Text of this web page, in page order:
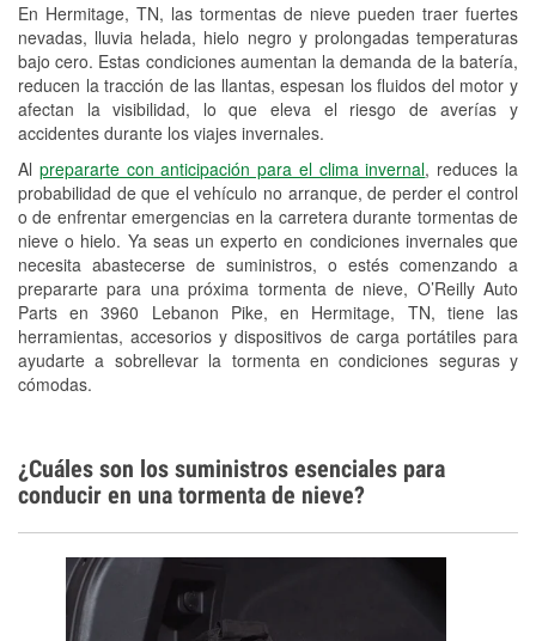
En Hermitage, TN, las tormentas de nieve pueden traer fuertes
nevadas, lluvia helada, hielo negro y prolongadas temperaturas
bajo cero. Estas condiciones aumentan la demanda de la batería,
reducen la tracción de las llantas, espesan los fluidos del motor y
afectan la visibilidad, lo que eleva el riesgo de averías y
accidentes durante los viajes invernales.
Al prepararte con anticipación para el clima invernal, reduces la
probabilidad de que el vehículo no arranque, de perder el control
o de enfrentar emergencias en la carretera durante tormentas de
nieve o hielo. Ya seas un experto en condiciones invernales que
necesita abastecerse de suministros, o estés comenzando a
prepararte para una próxima tormenta de nieve, O’Reilly Auto
Parts en 3960 Lebanon Pike, en Hermitage, TN, tiene las
herramientas, accesorios y dispositivos de carga portátiles para
ayudarte a sobrellevar la tormenta en condiciones seguras y
cómodas.
Programa de Préstamo de
Herramientas
Rectificación de tambores y discos de
freno
Mangueras hidráulicas a la medida
Snowstorm Supplies
Conoce más
¿Cuáles son los suministros esenciales para
conducir en una tormenta de nieve?